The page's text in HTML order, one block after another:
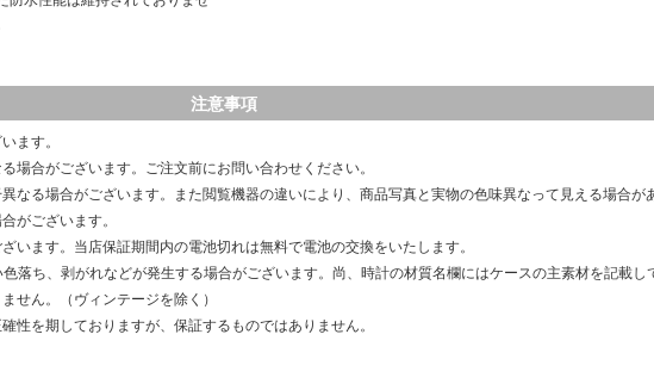
注意事項
ます。
場合がございます。ご注文前にお問い合わせください。
なる場合がございます。また閲覧機器の違いにより、商品写真と実物の色味異なって見える場合が
がございます。
います。当店保証期間内の電池切れは無料で電池の交換をいたします。
落ち、剥がれなどが発生する場合がございます。尚、時計の材質名欄にはケースの主素材を記載し
せん。（ヴィンテージを除く）
性を期しておりますが、保証するものではありません。